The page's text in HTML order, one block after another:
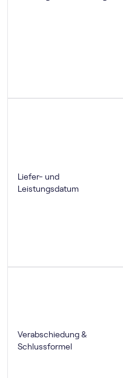
Liefer- und
Leistungsdatum
Verabschiedung &
Schlussformel